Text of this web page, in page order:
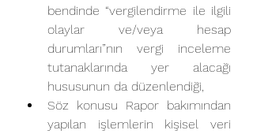
bendinde “vergilendirme ile ilgili
olaylar ve/veya hesap
durumları”nın vergi inceleme
tutanaklarında yer alacağı
hususunun da düzenlendiği,
Söz konusu Rapor bakımından
yapılan işlemlerin kişisel veri